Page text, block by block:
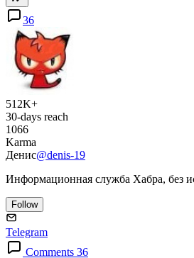
36
512K+
30-days reach
1066
Karma
Денис@denis-19
Информационная служба Хабра, без
Follow
Telegram
Comments 36